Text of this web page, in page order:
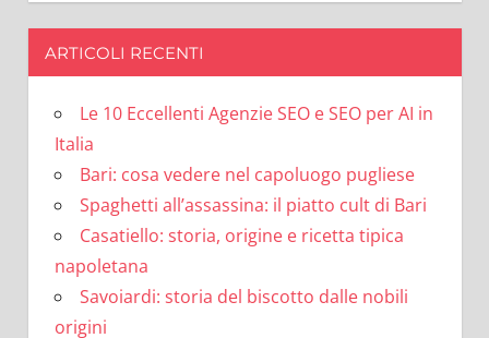
ARTICOLI RECENTI
Le 10 Eccellenti Agenzie SEO e SEO per AI in
Italia
Bari: cosa vedere nel capoluogo pugliese
Spaghetti all’assassina: il piatto cult di Bari
Casatiello: storia, origine e ricetta tipica
napoletana
Savoiardi: storia del biscotto dalle nobili
origini